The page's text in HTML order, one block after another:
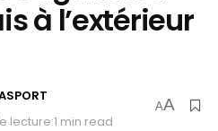
à l’extérieur
lecture:1 min read
AA